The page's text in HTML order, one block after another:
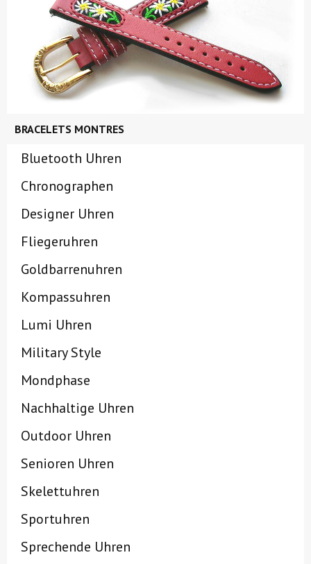
BRACELETS MONTRES
Bluetooth Uhren
Chronographen
Designer Uhren
Fliegeruhren
Goldbarrenuhren
Kompassuhren
Lumi Uhren
Military Style
Mondphase
Nachhaltige Uhren
Outdoor Uhren
Senioren Uhren
Skelettuhren
Sportuhren
Sprechende Uhren